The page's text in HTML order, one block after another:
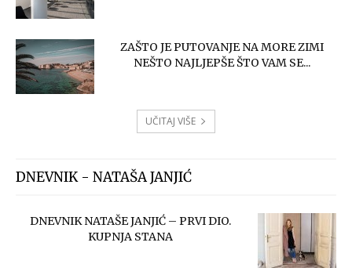
ZAŠTO JE PUTOVANJE NA MORE ZIMI
NEŠTO NAJLJEPŠE ŠTO VAM SE...
UČITAJ VIŠE
DNEVNIK - NATAŠA JANJIĆ
DNEVNIK NATAŠE JANJIĆ – PRVI DIO.
KUPNJA STANA